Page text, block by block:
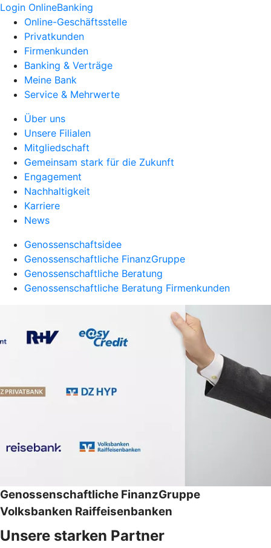
Login OnlineBanking
Online-Geschäftsstelle
Privatkunden
Firmenkunden
Banking & Verträge
Meine Bank
Service & Mehrwerte
Über uns
Unsere Filialen
Mitgliedschaft
Gemeinsam stark für die Zukunft
Engagement
Nachhaltigkeit
Karriere
News
Genossenschaftsidee
Genossenschaftliche FinanzGruppe
Genossenschaftliche Beratung
Genossenschaftliche Beratung Firmenkunden
Genossenschaftliche FinanzGruppe
Volksbanken Raiffeisenbanken
Unsere starken Partner